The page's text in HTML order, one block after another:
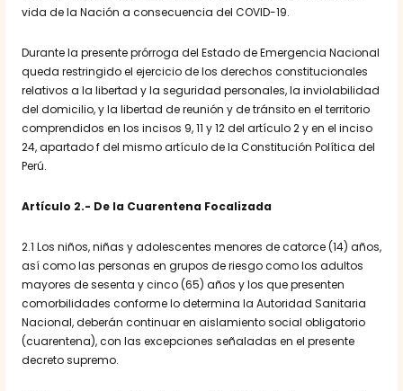
vida de la Nación a consecuencia del COVID-19.
Durante la presente prórroga del Estado de Emergencia Nacional
queda restringido el ejercicio de los derechos constitucionales
relativos a la libertad y la seguridad personales, la inviolabilidad
del domicilio, y la libertad de reunión y de tránsito en el territorio
comprendidos en los incisos 9, 11 y 12 del artículo 2 y en el inciso
24, apartado f del mismo artículo de la Constitución Política del
Perú.
Artículo 2.- De la Cuarentena Focalizada
2.1 Los niños, niñas y adolescentes menores de catorce (14) años,
así como las personas en grupos de riesgo como los adultos
mayores de sesenta y cinco (65) años y los que presenten
comorbilidades conforme lo determina la Autoridad Sanitaria
Nacional, deberán continuar en aislamiento social obligatorio
(cuarentena), con las excepciones señaladas en el presente
decreto supremo.